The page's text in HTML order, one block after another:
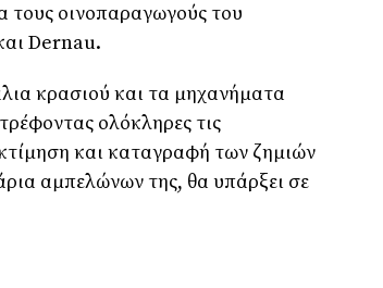
τους οινοπαραγωγούς του
Dernau.
κρασιού και τα μηχανήματα
ολόκληρες τις
και καταγραφή των ζημιών
αμπελώνων της, θα υπάρξει σε